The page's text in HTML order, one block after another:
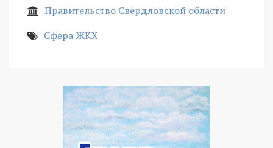
Правительство Свердловской области
Сфера ЖКХ